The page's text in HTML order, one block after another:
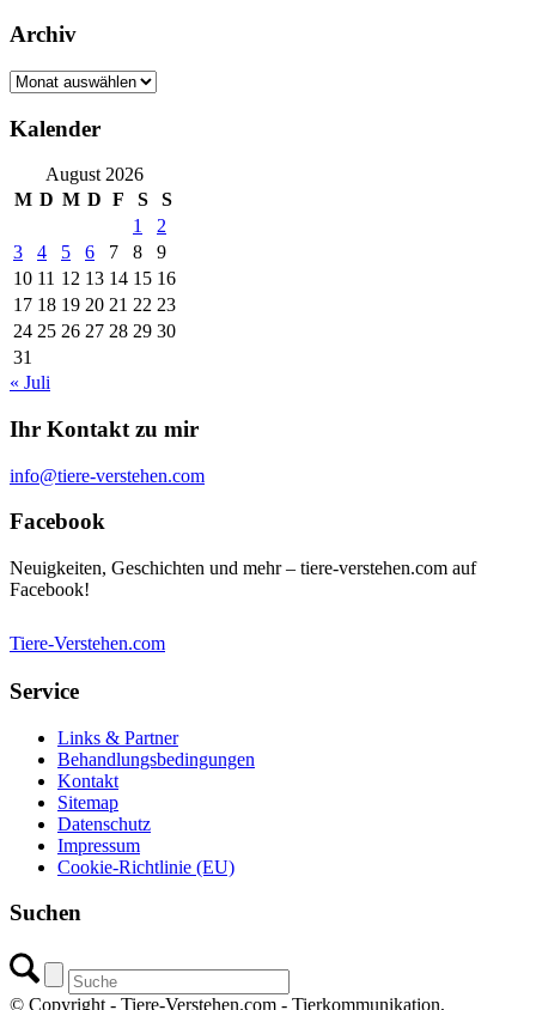
Archiv
Archiv
Kalender
August 2026
M D M D F S
S
1
2
3
4 5 6 7 8
9
10 11 12 13 14 15 16
17 18 19 20 21 22 23
24 25 26 27 28 29 30
31
« Juli
Ihr Kontakt zu mir
info@tiere-verstehen.com
Facebook
Neuigkeiten, Geschichten und mehr – tiere-verstehen.com auf
Facebook!
Tiere-Verstehen.com
Service
Links & Partner
Behandlungsbedingungen
Kontakt
Sitemap
Datenschutz
Impressum
Cookie-Richtlinie (EU)
Suchen
© Copyright - Tiere-Verstehen.com - Tierkommunikation,